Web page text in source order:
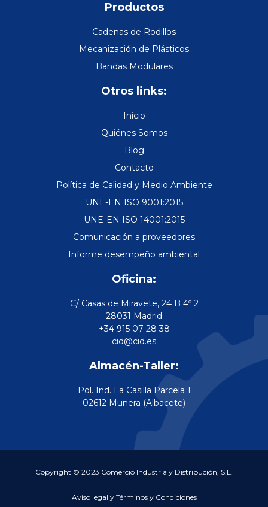
Productos
Cadenas de Rodillos
Mecanización de Plásticos
Bandas Modulares
Otros links:
Inicio
Quiénes Somos
Blog
Contacto
Política de Calidad y Medio Ambiente
UNE-EN ISO 9001:2015
UNE-EN ISO 14001:2015
Comunicación a proveedores
Informe desempeño ambiental
Oficina:
C/ Casas de Miravete, 24 B 4º 2
28031 Madrid
+34 915 07 28 38
cid@cid.es
Almacén-Taller:
Pol. Ind. La Casilla Parcela 1
02612 Munera (Albacete)
Copyright © 2023 Comercio Industria y Distribución, S.L.
Aviso legal y Términos y Condiciones